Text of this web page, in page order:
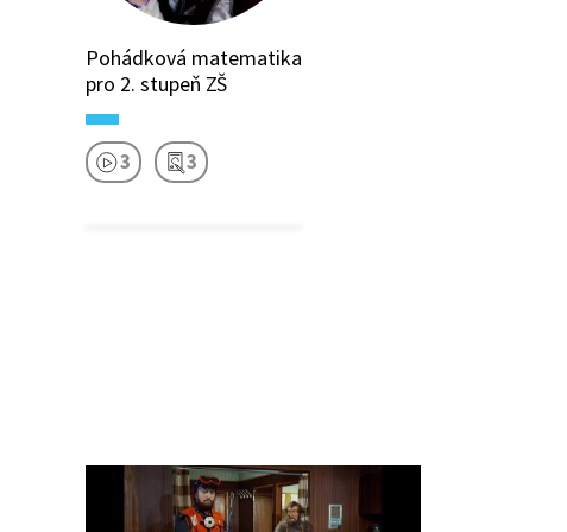
Pohádková matematika
pro 2. stupeň ZŠ
3 3